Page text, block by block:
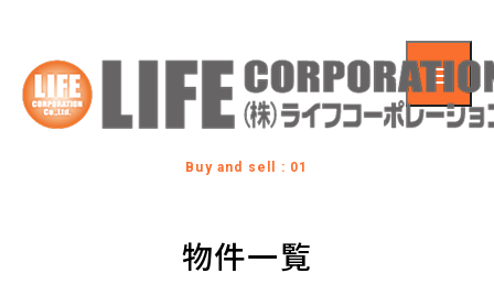
Buy and sell : 01
物件一覧